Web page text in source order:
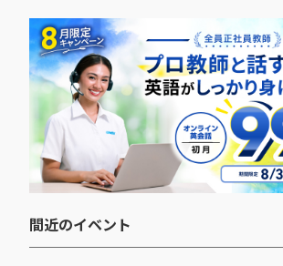
間近のイベント​